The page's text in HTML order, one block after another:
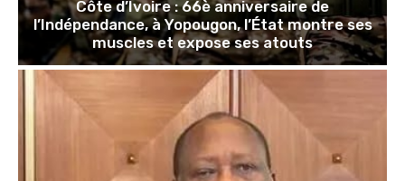
Côte d’Ivoire : 66è anniversaire de
l’Indépendance, à Yopougon, l’État montre ses
muscles et expose ses atouts